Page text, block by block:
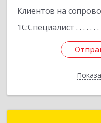
Клиентов на
1С:Специалист